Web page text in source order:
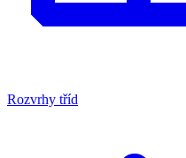
Rozvrhy tříd